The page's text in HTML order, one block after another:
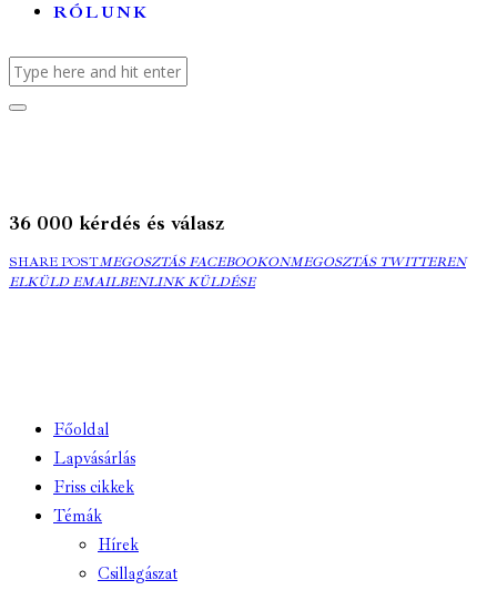
RÓLUNK
36 000 kérdés és válasz
SHARE POSTMEGOSZTÁS
FACEBOOKON
MEGOSZTÁS FACEBOOKONMEGOSZTÁS
MEGOSZTÁS TWITTEREN
ELKÜLD EMAILBENCOPY
LINK KÜLDÉSE
Főoldal
Lapvásárlás
Friss cikkek
Témák
Hírek
Csillagászat